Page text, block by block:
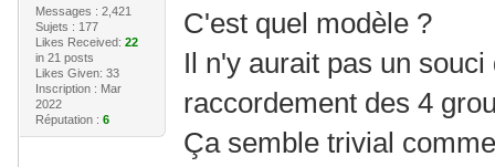
Messages : 2,421
Sujets : 177
Likes Received: 22
in 21 posts
Likes Given: 33
Inscription : Mar
2022
Réputation : 6
C'est quel modèle ?
Il n'y aurait pas un
raccordement des 4
Ça semble trivial